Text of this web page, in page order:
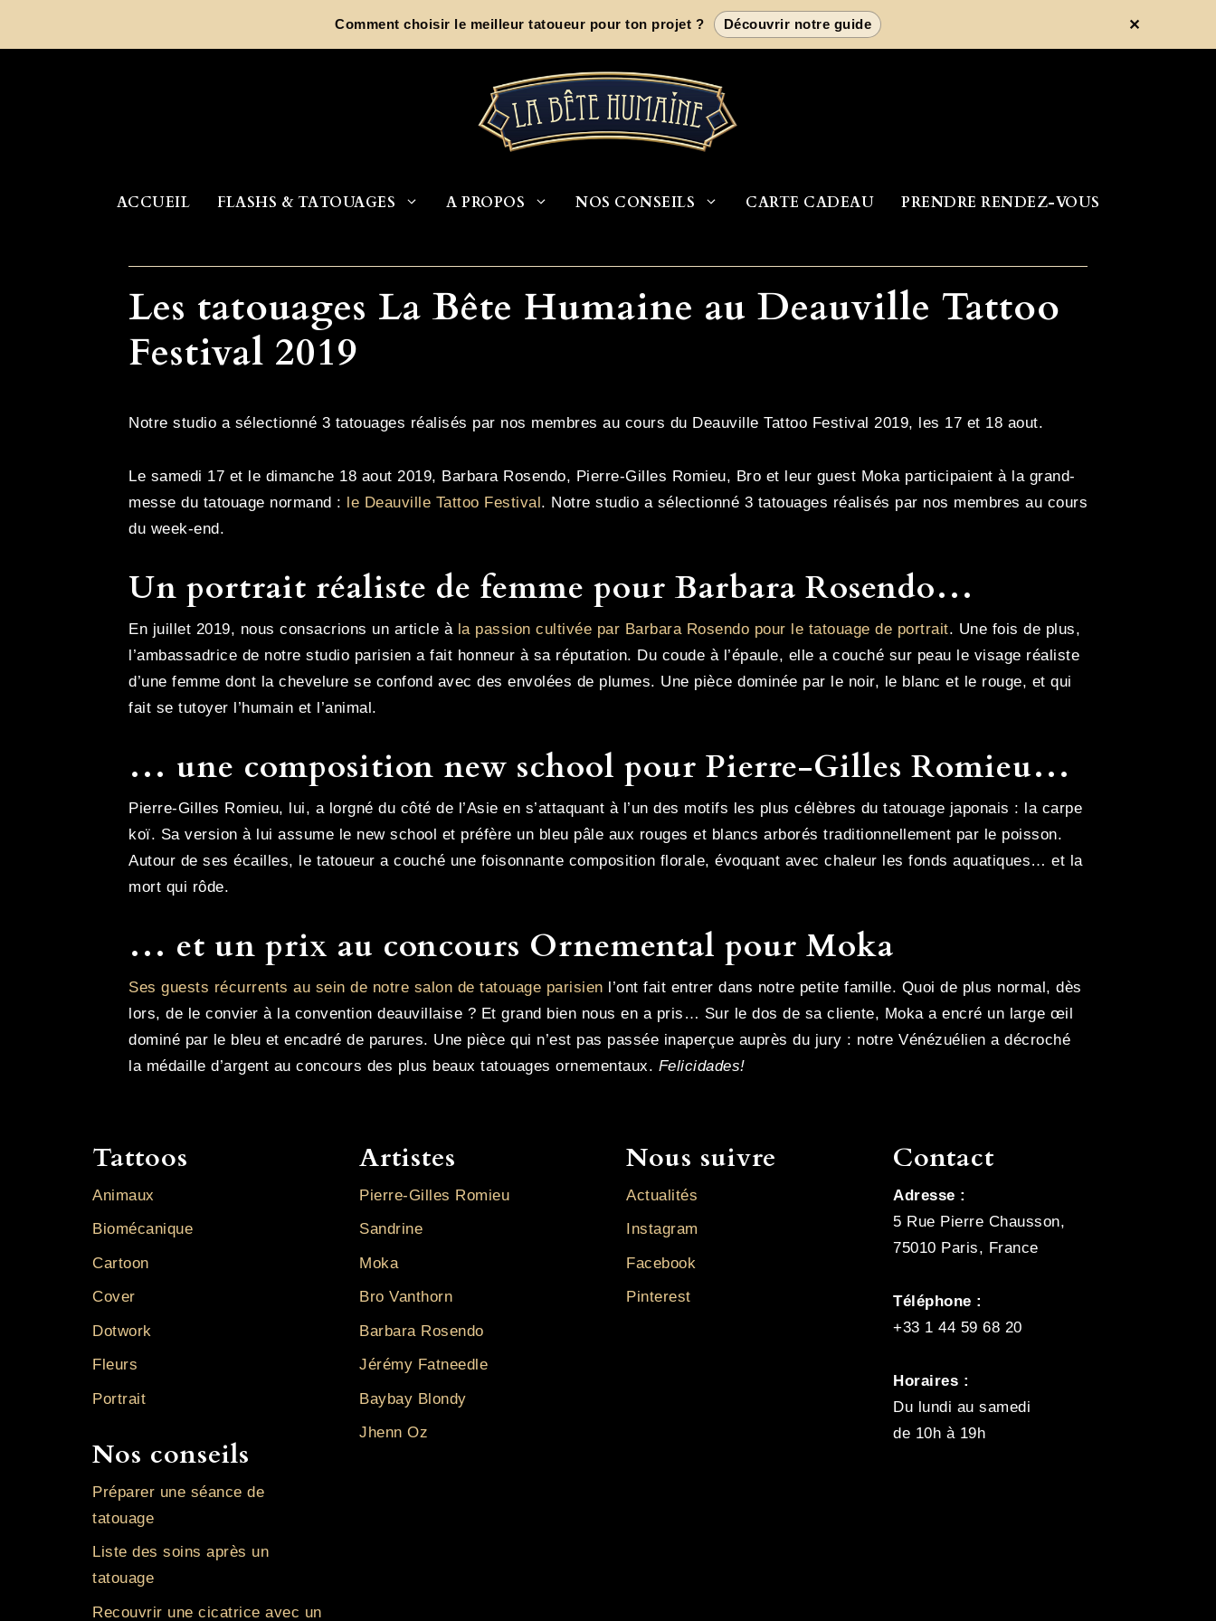
Comment choisir le meilleur tatoueur pour ton projet ? Découvrir notre guide ✕
ACCUEIL FLASHS & TATOUAGES A PROPOS NOS CONSEILS CARTE CADEAU PRENDRE RENDEZ-VOUS
Les tatouages La Bête Humaine au Deauville Tattoo
Festival 2019
Notre studio a sélectionné 3 tatouages réalisés par nos membres au cours du Deauville Tattoo Festival 2019, les 17 et 18 aout.
Le samedi 17 et le dimanche 18 aout 2019, Barbara Rosendo, Pierre-Gilles Romieu, Bro et leur guest Moka participaient à la grand-
messe du tatouage normand : le Deauville Tattoo Festival. Notre studio a sélectionné 3 tatouages réalisés par nos membres au cours
du week-end.
Un portrait réaliste de femme pour Barbara Rosendo…
En juillet 2019, nous consacrions un article à la passion cultivée par Barbara Rosendo pour le tatouage de portrait. Une fois de plus,
l’ambassadrice de notre studio parisien a fait honneur à sa réputation. Du coude à l’épaule, elle a couché sur peau le visage réaliste
d’une femme dont la chevelure se confond avec des envolées de plumes. Une pièce dominée par le noir, le blanc et le rouge, et qui
fait se tutoyer l’humain et l’animal.
… une composition new school pour Pierre-Gilles Romieu…
Pierre-Gilles Romieu, lui, a lorgné du côté de l’Asie en s’attaquant à l’un des motifs les plus célèbres du tatouage japonais : la carpe
koï. Sa version à lui assume le new school et préfère un bleu pâle aux rouges et blancs arborés traditionnellement par le poisson.
Autour de ses écailles, le tatoueur a couché une foisonnante composition florale, évoquant avec chaleur les fonds aquatiques… et la
mort qui rôde.
… et un prix au concours Ornemental pour Moka
Ses guests récurrents au sein de notre salon de tatouage parisien l’ont fait entrer dans notre petite famille. Quoi de plus normal, dès
lors, de le convier à la convention deauvillaise ? Et grand bien nous en a pris… Sur le dos de sa cliente, Moka a encré un large œil
dominé par le bleu et encadré de parures. Une pièce qui n’est pas passée inaperçue auprès du jury : notre Vénézuélien a décroché
la médaille d’argent au concours des plus beaux tatouages ornementaux. Felicidades!
Tattoos
Animaux
Biomécanique
Cartoon
Cover
Dotwork
Fleurs
Portrait
Nos conseils
Préparer une séance de
tatouage
Liste des soins après un
tatouage
Recouvrir une cicatrice avec un
Artistes
Pierre-Gilles Romieu
Sandrine
Moka
Bro Vanthorn
Barbara Rosendo
Jérémy Fatneedle
Baybay Blondy
Jhenn Oz
Nous suivre
Actualités
Instagram
Facebook
Pinterest
Contact
Adresse :
5 Rue Pierre Chausson,
75010 Paris, France
Téléphone :
+33 1 44 59 68 20
Horaires :
Du lundi au samedi
de 10h à 19h